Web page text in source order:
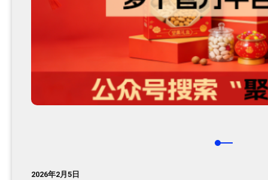
2026年2月5日